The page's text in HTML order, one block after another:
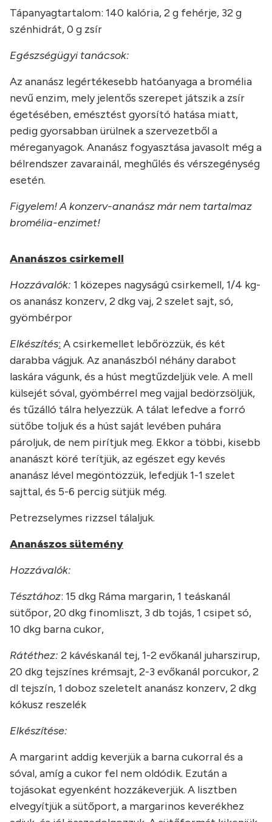
Tápanyagtartalom: 140 kalória, 2 g fehérje, 32 g
szénhidrát, 0 g zsír
Egészségügyi tanácsok:
Az ananász legértékesebb hatóanyaga a bromélia
nevű enzim, mely jelentős szerepet játszik a zsír
égetésében, emésztést gyorsító hatása miatt,
pedig gyorsabban ürülnek a szervezetből a
méreganyagok. Ananász fogyasztása javasolt még a
bélrendszer zavarainál, meghűlés és vérszegénység
esetén.
Figyelem! A konzerv-ananász már nem tartalmaz
bromélia-enzimet!
Ananászos csirkemell
Hozzávalók: 1 közepes nagyságú csirkemell, 1/4 kg-
os ananász konzerv, 2 dkg vaj, 2 szelet sajt, só,
gyömbérpor
Elkészítés: A csirkemellet lebőrözzük, és két
darabba vágjuk. Az ananászból néhány darabot
laskára vágunk, és a húst megtűzdeljük vele. A mell
külsejét sóval, gyömbérrel meg vajjal bedörzsöljük,
és tűzálló tálra helyezzük. A tálat lefedve a forró
sütőbe toljuk és a húst saját levében puhára
pároljuk, de nem pirítjuk meg. Ekkor a többi, kisebb
ananászt köré terítjük, az egészet egy kevés
ananász lével megöntözzük, lefedjük 1-1 szelet
sajttal, és 5-6 percig sütjük még.
Petrezselymes rizzsel tálaljuk.
Ananászos sütemény
Hozzávalók:
Tésztához: 15 dkg Ráma margarin, 1 teáskanál
sütőpor, 20 dkg finomliszt, 3 db tojás, 1 csipet só,
10 dkg barna cukor,
Rátéthez: 2 kávéskanál tej, 1-2 evőkanál juharszirup,
20 dkg tejszínes krémsajt, 2-3 evőkanál porcukor, 2
dl tejszín, 1 doboz szeletelt ananász konzerv, 2 dkg
kókusz reszelék
Elkészítése:
A margarint addig keverjük a barna cukorral és a
sóval, amíg a cukor fel nem oldódik. Ezután a
tojásokat egyenként hozzákeverjük. A lisztben
elvegyítjük a sütőport, a margarinos keverékhez